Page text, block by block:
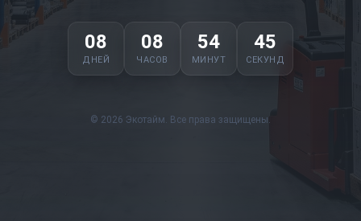
08
ДНЕЙ
08
ЧАСОВ
54
МИНУТ
45
СЕКУНД
© 2026 Экотайм. Все права защищены.